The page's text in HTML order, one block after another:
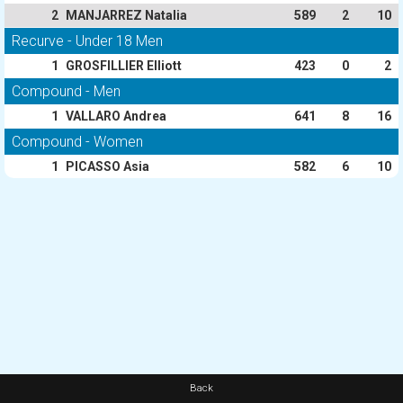
2
MANJARREZ Natalia 589 2 10
Recurve - Under 18 Men
1 GROSFILLIER Elliott 423 0 2
Compound - Men
1 VALLARO Andrea 641 8 16
Compound - Women
1 PICASSO Asia 582 6 10
Back